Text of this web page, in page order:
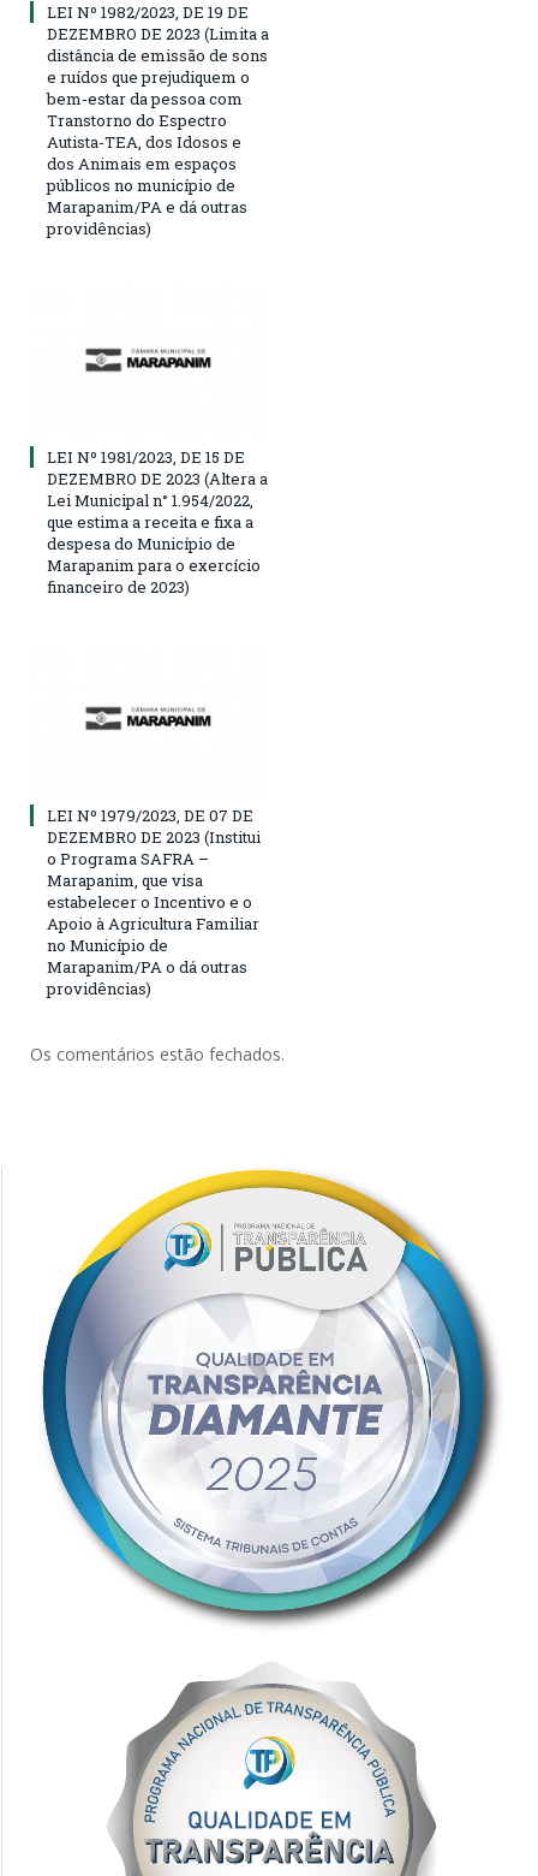
LEI Nº 1982/2023, DE 19 DE
DEZEMBRO DE 2023 (Limita a
distância de emissão de sons
e ruídos que prejudiquem o
bem-estar da pessoa com
Transtorno do Espectro
Autista-TEA, dos Idosos e
dos Animais em espaços
públicos no município de
Marapanim/PA e dá outras
providências)
LEI Nº 1981/2023, DE 15 DE
DEZEMBRO DE 2023 (Altera a
Lei Municipal n° 1.954/2022,
que estima a receita e fixa a
despesa do Município de
Marapanim para o exercício
financeiro de 2023)
LEI Nº 1979/2023, DE 07 DE
DEZEMBRO DE 2023 (Institui
o Programa SAFRA –
Marapanim, que visa
estabelecer o Incentivo e o
Apoio à Agricultura Familiar
no Município de
Marapanim/PA o dá outras
providências)
Os comentários estão fechados.